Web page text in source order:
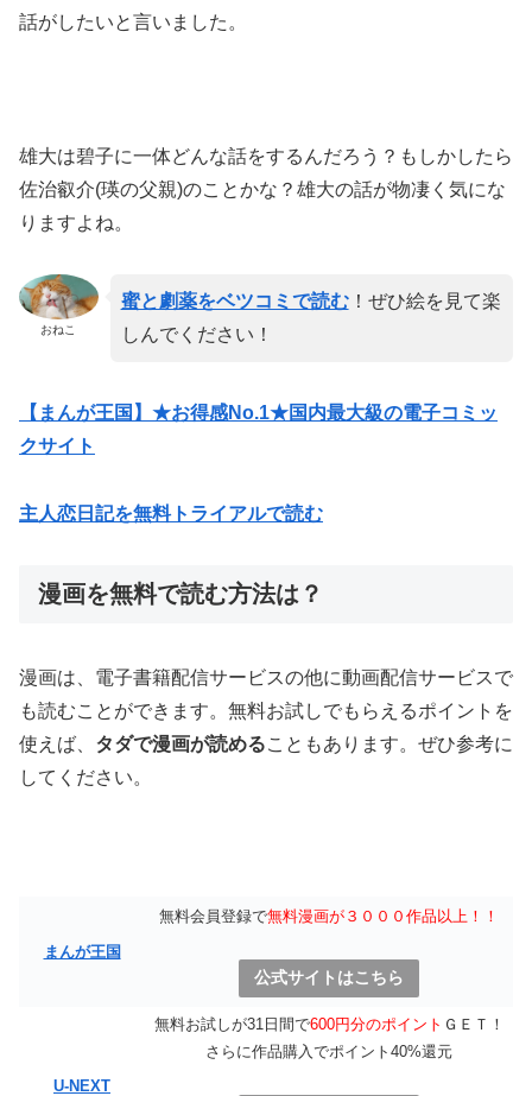
話がしたいと言いました。
雄大は碧子に一体どんな話をするんだろう？もしかしたら
佐治叡介(瑛の父親)のことかな？雄大の話が物凄く気にな
りますよね。
おねこ
蜜と劇薬をベツコミで読む！ぜひ絵を見て楽
しんでください！
【まんが王国】★お得感No.1★国内最大級の電子コミッ
クサイト
主人恋日記を無料トライアルで読む
漫画を無料で読む方法は？
漫画は、電子書籍配信サービスの他に動画配信サービスで
も読むことができます。無料お試しでもらえるポイントを
使えば、 タダで漫画が読めることもあります。ぜひ参考に
してください。
まんが王国
無料会員登録で無料漫画が３０００作品以上！！
公式サイトはこちら
U-NEXT
無料お試しが31日間で600円分のポイント ＧＥＴ！
さらに作品購入でポイント40%還元